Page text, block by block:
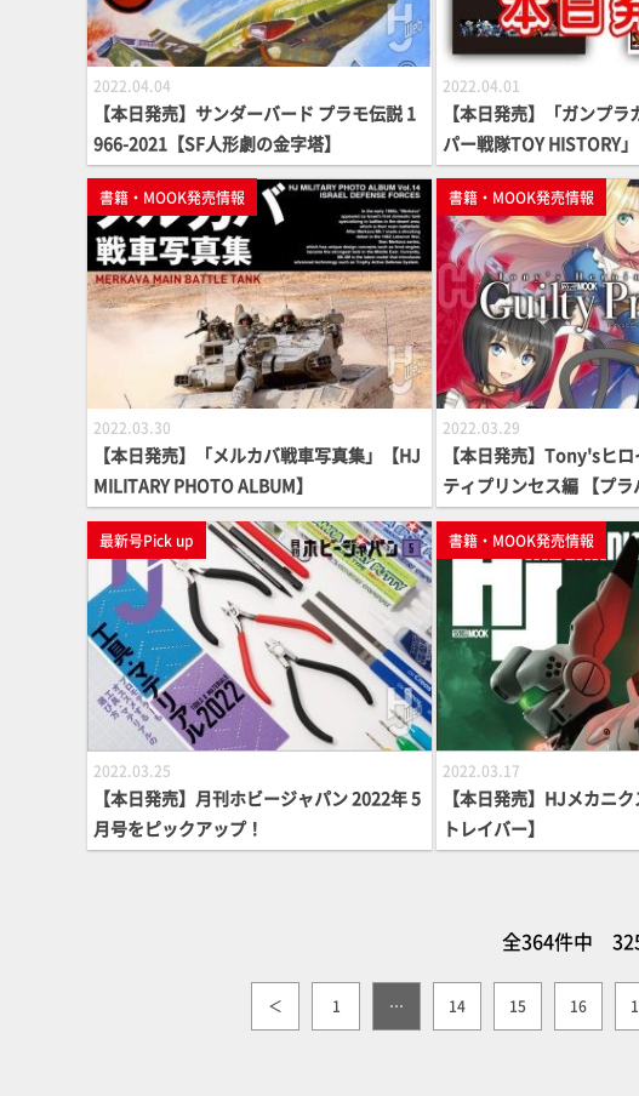
2022.04.04
【本日発売】サンダーバード プラモ伝説 1
966-2021【SF人形劇の金字塔】
2022.04.01
【本日発売】「ガンプ
パー戦隊TOY HISTORY
書籍・MOOK発売情報
2022.03.30
【本日発売】「メルカバ戦車写真集」【HJ
MILITARY PHOTO ALBUM】
書籍・MOOK発売情報
2022.03.29
【本日発売】Tony'sヒ
ティプリンセス編 【プ
付き】
最新号Pick up
2022.03.25
【本日発売】月刊ホビージャパン 2022年 5
月号をピックアップ！
書籍・MOOK発売情報
2022.03.17
【本日発売】HJメカニ
トレイバー】
全364件中
＜ 1 … 14 15 16